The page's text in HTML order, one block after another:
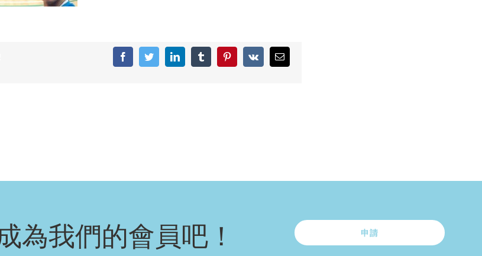
FacebookTwitterLinkedInTumblrPinterest
Vk Email:
為我們的會員吧！ 申請